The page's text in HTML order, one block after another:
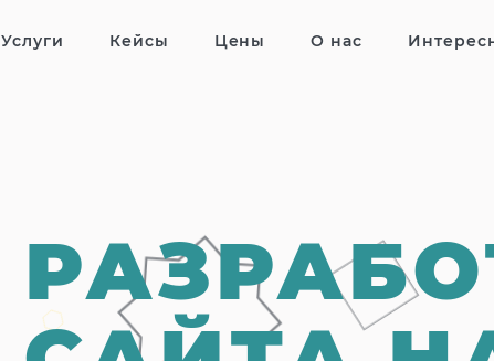
Услуги Кейсы Цены О нас